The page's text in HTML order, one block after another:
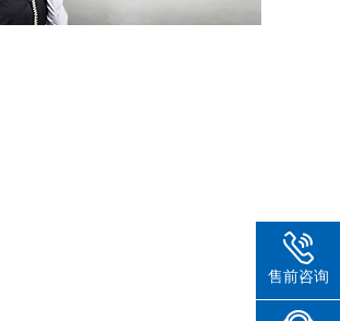
售前咨询